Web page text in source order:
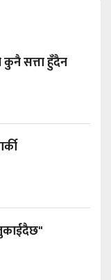
कुनै सत्ता हुँदैन